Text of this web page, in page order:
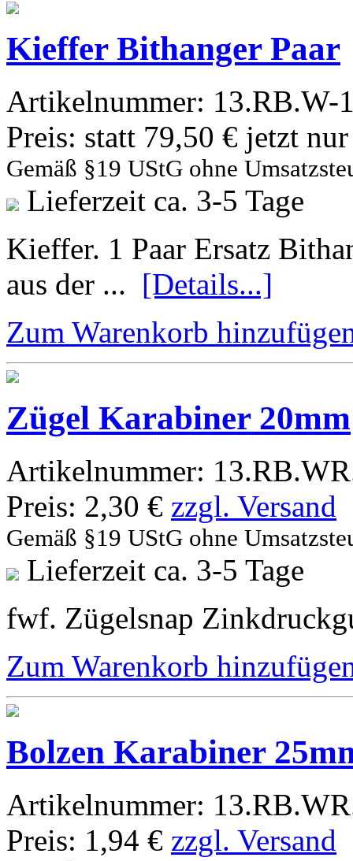
Kieffer Bithanger Paar
Artikelnummer: 13.RB.W-
Preis: statt 79,50 € jetzt
Gemäß §19 UStG ohne
Lieferzeit ca. 3-5 Tage
Kieffer. 1 Paar Ersatz
aus der ... [Details...]
Zum Warenkorb
Zügel Karabiner 20mm
Artikelnummer:
Preis: 2,30 € zzgl. Versand
Gemäß §19 UStG ohne
Lieferzeit ca. 3-5 Tage
fwf. Zügelsnap
Zum Warenkorb
Bolzen Karabiner
Artikelnummer:
Preis: 1,94 € zzgl. Versand